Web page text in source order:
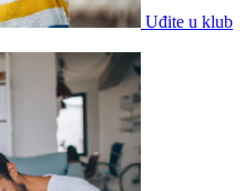
Uđite u klub